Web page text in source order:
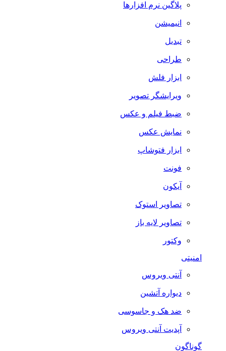
پلاگین نرم افزارها
انیمیشن
تبدیل
طراحی
ابزار فلش
ویرایشگر تصویر
ضبط فيلم و عكس
نمایش عکس
ابزار فتوشاپ
فونت
آیکون
تصاویر استوک
تصاویر لایه باز
وکتور
آنتی ویروس
دیواره آتشین
ضد هک و جاسوسی
آپدیت آنتی ویروس
گوناگون